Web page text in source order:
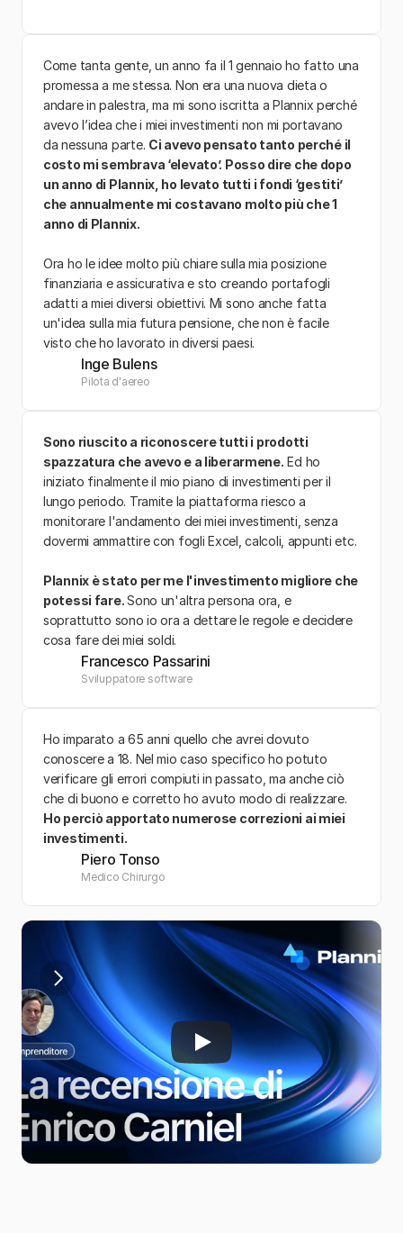
Come tanta gente, un anno fa il 1 gennaio ho fatto una
promessa a me stessa. Non era una nuova dieta o
andare in palestra, ma mi sono iscritta a Plannix perché
avevo l’idea che i miei investimenti non mi portavano
da nessuna parte. Ci avevo pensato tanto perché il
costo mi sembrava ‘elevato’. Posso dire che dopo
un anno di Plannix, ho levato tutti i fondi ‘gestiti’
che annualmente mi costavano molto più che 1
anno di Plannix.
Ora ho le idee molto più chiare sulla mia posizione
finanziaria e assicurativa e sto creando portafogli
adatti a miei diversi obiettivi. Mi sono anche fatta
un'idea sulla mia futura pensione, che non è facile
visto che ho lavorato in diversi paesi.
Inge Bulens
Pilota d'aereo
Sono riuscito a riconoscere tutti i prodotti
spazzatura che avevo e a liberarmene. Ed ho
iniziato finalmente il mio piano di investimenti per il
lungo periodo. Tramite la piattaforma riesco a
monitorare l'andamento dei miei investimenti, senza
dovermi ammattire con fogli Excel, calcoli, appunti etc.
Plannix è stato per me l'investimento migliore che
potessi fare. Sono un'altra persona ora, e
soprattutto sono io ora a dettare le regole e decidere
cosa fare dei miei soldi.
Francesco Passarini
Sviluppatore software
Ho imparato a 65 anni quello che avrei dovuto
conoscere a 18. Nel mio caso specifico ho potuto
verificare gli errori compiuti in passato, ma anche ciò
Ho perciò apportato numerose correzioni ai miei
investimenti.
Piero Tonso
Medico Chirurgo